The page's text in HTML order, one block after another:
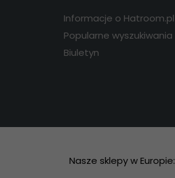
Informacje o Hatroom.pl
Popularne wyszukiwania
Biuletyn
Nasze sklepy w Europie: